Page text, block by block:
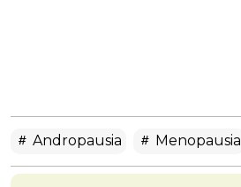
Andropausia Menopausia